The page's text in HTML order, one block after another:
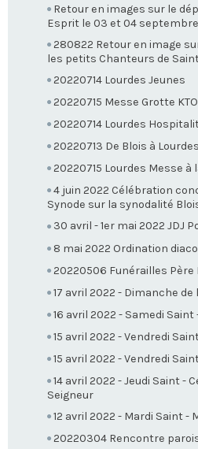
Retour en images sur le
Esprit le 03 et 04 septembre
280822 Retour en image
les petits Chanteurs de
20220714 Lourdes Jeunes
20220715 Messe Grotte KTO
20220714 Lourdes
20220713 De Blois à Lourdes
20220715 Lourdes Messe à
4 juin 2022 Célébration
Synode sur la synodalité
30 avril - 1er mai 2022 JDJ
8 mai 2022 Ordination
20220506 Funérailles Père
17 avril 2022 - Dimanche
16 avril 2022 - Samedi
15 avril 2022 - Vendredi
15 avril 2022 - Vendredi
14 avril 2022 - Jeudi Saint -
Seigneur
12 avril 2022 - Mardi Saint -
20220304 Rencontre